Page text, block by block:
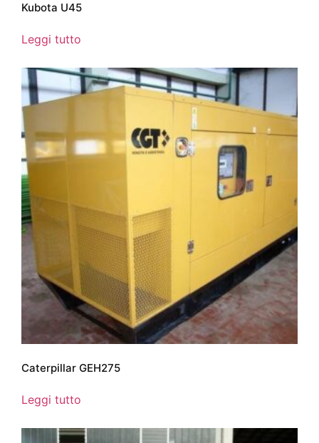
Kubota U45
Leggi tutto
Caterpillar GEH275
Leggi tutto